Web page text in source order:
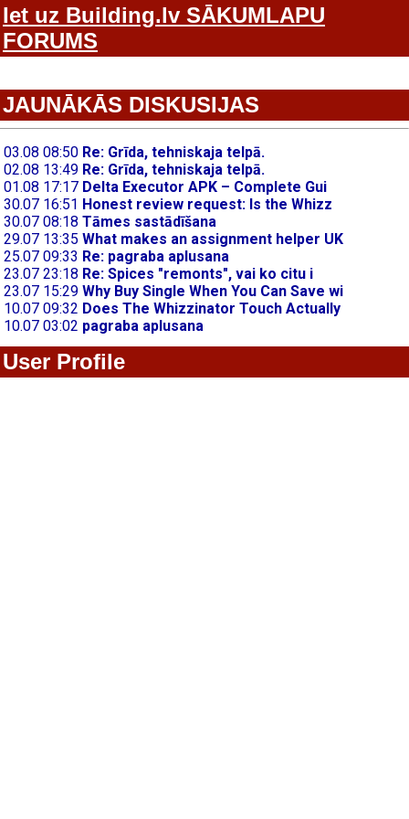
Iet uz Building.lv SĀKUMLAPU
FORUMS
JAUNĀKĀS DISKUSIJAS
User Profile